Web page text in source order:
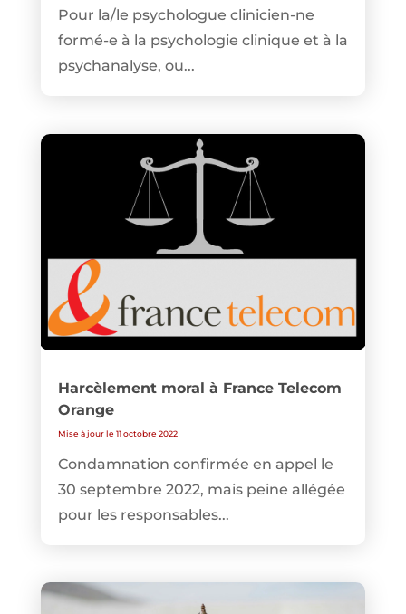
Pour la/le psychologue clinicien-ne
formé-e à la psychologie clinique et à la
psychanalyse, ou...
Harcèlement moral à France Telecom
Orange
Mise à jour le 11 octobre 2022
Condamnation confirmée en appel le
30 septembre 2022, mais peine allégée
pour les responsables...